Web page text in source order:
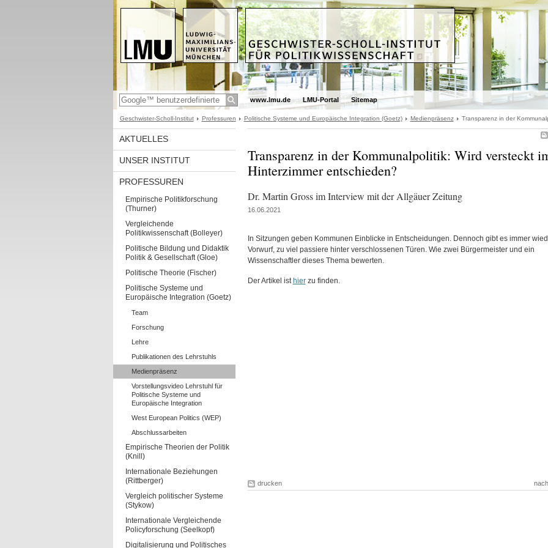
www.lmu.de LMU-Portal Sitemap
Geschwister-Scholl-Institut Professuren Politische Systeme und Europäische Integration (Goetz) Medienpräsenz Transparenz in der
AKTUELLES
UNSER INSTITUT
PROFESSUREN
Empirische Politikforschung
(Thurner)
Vergleichende
Politikwissenschaft (Bolleyer)
Politische Bildung und Didaktik
Politik & Gesellschaft (Gloe)
Politische Theorie (Fischer)
Politische Systeme und
Europäische Integration (Goetz)
Team
Forschung
Lehre
Publikationen des Lehrstuhls
Medienpräsenz
Vorstellungsvideo Lehrstuhl für
Politische Systeme und
Europäische Integration
West European Politics (WEP)
Abschlussarbeiten
Empirische Theorien der Politik
(Knill)
Internationale Beziehungen
(Rittberger)
Vergleich politischer Systeme
(Stykow)
Internationale Vergleichende
Policyforschung (Seelkopf)
Digitalisierung und Politisches
Transparenz in der Kommunalpolitik: Wird versteckt
Hinterzimmer entschieden?
Dr. Martin Gross im Interview mit der Allgäuer Zeitung
16.06.2021
In Sitzungen geben Kommunen Einblicke in Entscheidungen. Dennoch gibt es immer
Vorwurf, zu viel passiere hinter verschlossenen Türen. Wie zwei Bürgermeister und ein
Wissenschaftler dieses Thema bewerten.
Der Artikel ist hierzu finden.
drucken